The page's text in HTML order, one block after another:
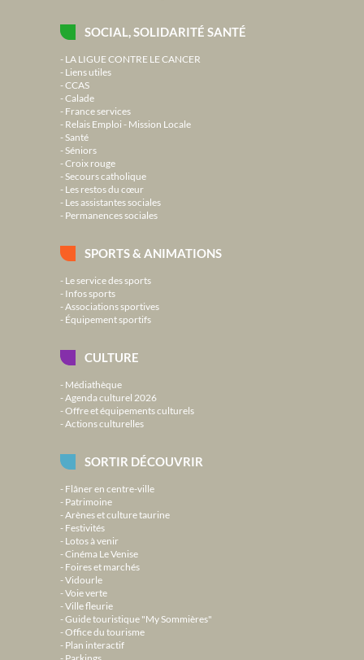
SOCIAL, SOLIDARITÉ SANTÉ
LA LIGUE CONTRE LE CANCER
Liens utiles
CCAS
Calade
France services
Relais Emploi - Mission Locale
Santé
Séniors
Croix rouge
Secours catholique
Les restos du cœur
Les assistantes sociales
Permanences sociales
SPORTS & ANIMATIONS
Le service des sports
Infos sports
Associations sportives
Équipement sportifs
CULTURE
Médiathèque
Agenda culturel 2026
Offre et équipements culturels
Actions culturelles
SORTIR DÉCOUVRIR
Flâner en centre-ville
Patrimoine
Arènes et culture taurine
Festivités
Lotos à venir
Cinéma Le Venise
Foires et marchés
Vidourle
Voie verte
Ville fleurie
Guide touristique "My Sommières"
Office du tourisme
Plan interactif
Parkings